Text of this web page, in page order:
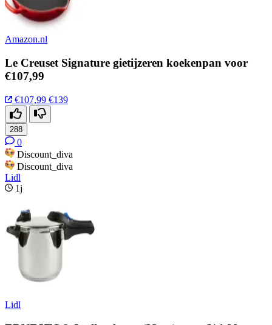
Amazon.nl
Le Creuset Signature gietijzeren koekenpan voor
€107,99
€107,99 €139
288
0
Discount_diva
Discount_diva
Lidl
1j
Lidl